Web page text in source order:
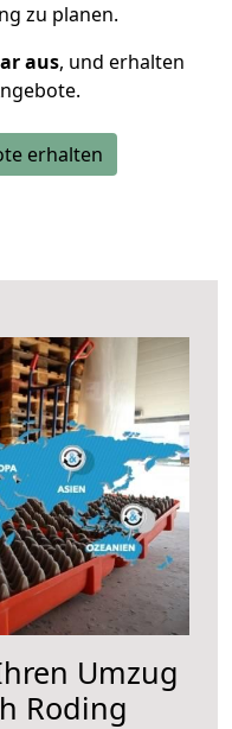
zu planen.
aus, und erhalten
erhalten
Umzug
Roding